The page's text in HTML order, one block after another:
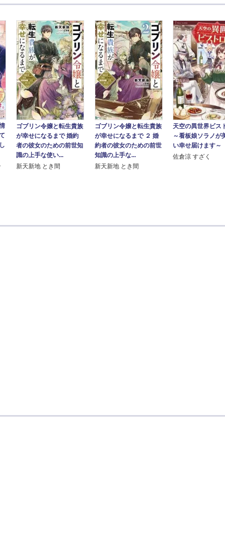
ゴブリン令嬢と転生貴族
が幸せになるまで 婚約
者の彼女のための前世知
識の上手な使い...
新天新地 とき間
ゴブリン令嬢と転生貴族
が幸せになるまで ２ 婚
約者の彼女のための前世
知識の上手な...
新天新地 とき間
天空の異世界ビス
～看板娘ソラノが
い幸せ届けます～
佐倉涼 すざく